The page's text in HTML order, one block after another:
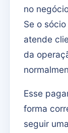
no
Se o
atende
da
Esse
forma
seguir